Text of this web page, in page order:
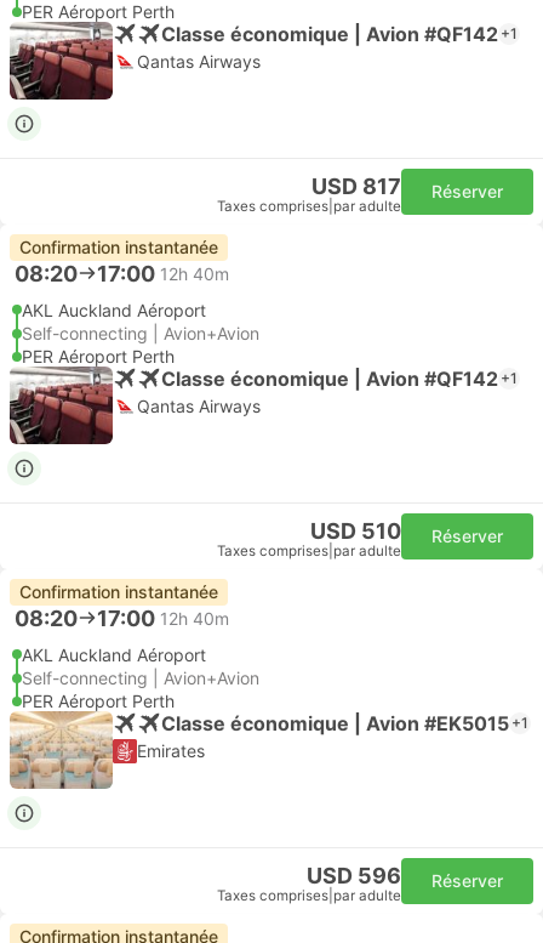
PER Aéroport Perth
Classe économique | Avion #QF142 +1
Qantas Airways
USD 817
Taxes comprises par adulte
Réserver
Confirmation instantanée
08:20 17:00 12h 40m
AKL Auckland Aéroport
Self-connecting | Avion+Avion
PER Aéroport Perth
Classe économique | Avion #QF142 +1
Qantas Airways
USD 510
Taxes comprises par adulte
Réserver
Confirmation instantanée
08:20 17:00 12h 40m
AKL Auckland Aéroport
Self-connecting | Avion+Avion
PER Aéroport Perth
Classe économique | Avion #EK5015 +1
Emirates
USD 596
Taxes comprises par adulte
Réserver
Confirmation instantanée